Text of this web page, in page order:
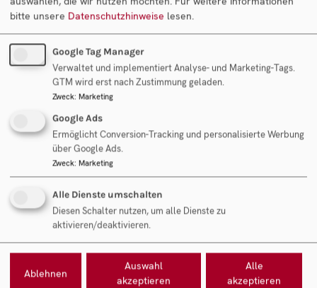
Ihr Ansprechpartner
Mag. Rudolf Fantl
Geschäftsführung Fantl Consulting GmbH
Objekt anfragen
bitte unsere Datenschutzhinweise lesen.
Google Tag Manager
Verwaltet und implementiert Analyse- und Marketing-Tags.
GTM wird erst nach Zustimmung geladen.
Zweck: Marketing
Google Ads
Ermöglicht Conversion-Tracking und personalisierte Werbung
über Google Ads.
Zweck: Marketing
Alle Dienste umschalten
Diesen Schalter nutzen, um alle Dienste zu
aktivieren/deaktivieren.
Ablehnen
Auswahl
akzeptieren
Alle
akzeptieren